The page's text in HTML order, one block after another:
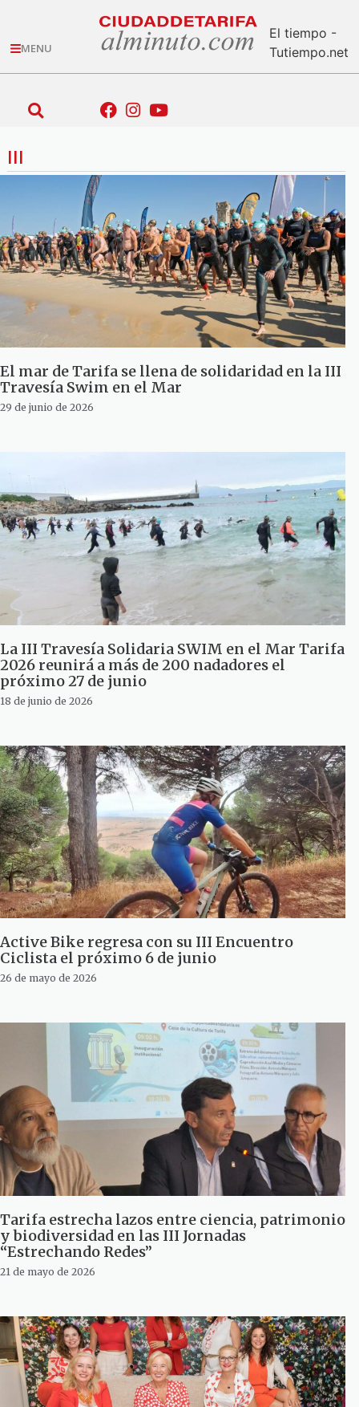
MENU
El tiempo -
Tutiempo.net
III
El mar de Tarifa se llena de solidaridad en la III
Travesía Swim en el Mar
29 de junio de 2026
La III Travesía Solidaria SWIM en el Mar Tarifa
2026 reunirá a más de 200 nadadores el
próximo 27 de junio
18 de junio de 2026
Active Bike regresa con su III Encuentro
Ciclista el próximo 6 de junio
26 de mayo de 2026
Tarifa estrecha lazos entre ciencia, patrimonio
y biodiversidad en las III Jornadas
“Estrechando Redes”
21 de mayo de 2026